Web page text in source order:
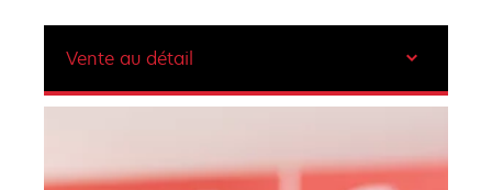
Vente au détail